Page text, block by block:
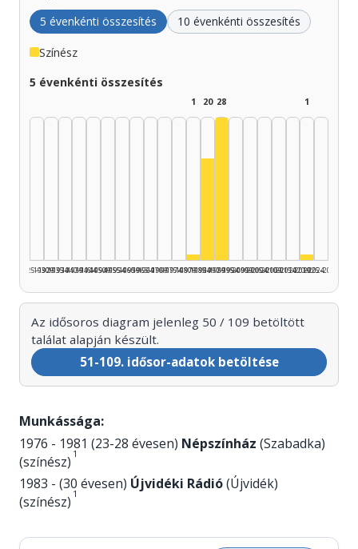
5 évenkénti összesítés 10 évenkénti összesítés
Színész
5 évenkénti összesítés
1925–1929
1930–1934
1935–1939
1940–1944
1945–1949
1950–1954
1955–1959
1960–1964
1965–1969
1970–1974
1975–1979
1
Színész, 1980–1984: 1
1980–1984
20
1985–1989
28
1990–1994
1995–1999
2000–2004
2005–2009
2010–2014
2015–2019
1
2020–2024
2025–2026
Az idősoros diagram jelenleg 50 / 109 betöltött
találat alapján készült.
51-109. idősor-adatok betöltése
Munkássága:
1976 - 1981 (23-28 évesen) Népszínház (Szabadka)
(színész) 1
1983 - (30 évesen) Újvidéki Rádió(Újvidék)
(színész) 1